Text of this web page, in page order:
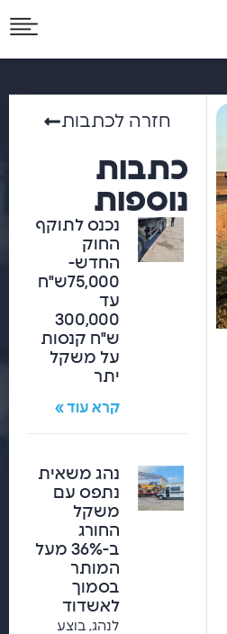
חזרה לכתבות
כתבות
נוספות
נכנס לתוקף
החוק
החדש-
75,000ש"ח
עד
300,000
ש"ח קנסות
על משקל
יתר
קרא עוד »
נהג משאית
נתפס עם
משקל
החורג
ב-36% מעל
המותר
בסמוך
לאשדוד
לנהג, בוצע